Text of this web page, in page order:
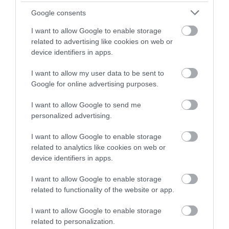
Google consents
I want to allow Google to enable storage
related to advertising like cookies on web or
device identifiers in apps.
I want to allow my user data to be sent to
Google for online advertising purposes.
I want to allow Google to send me
personalized advertising.
I want to allow Google to enable storage
related to analytics like cookies on web or
device identifiers in apps.
I want to allow Google to enable storage
related to functionality of the website or app.
I want to allow Google to enable storage
related to personalization.
09.08.2026 | 14:00
Κατάνυξη στην Εύβοια:
Παράκληση της Παναγίας στη
Λούτσα με κεράσματα και
09.08.2026 | 13:40
χρήματα θα χρειαστείτε κάθε
χρόνο
Πανικός σε λιμάνι της Εύβοιας με
37χρονο άνδρα
Πανσέληνος Αυγούστου 2026: Η
μερική έκλειψη και τα
εντυπωσιακά φαινόμενα στον
Όλες οι τελευταίες ειδήσεις
ΠΕΡΙΣΣΟΤΕΡΑ ΑΠΟ ΕΙΔΗΣΕΙΣ ΕΥΒΟΙΑ